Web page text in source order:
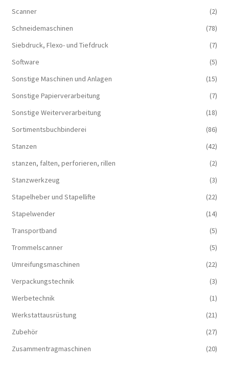
Scanner
(2)
Schneidemaschinen
(78)
Siebdruck, Flexo- und Tiefdruck
(7)
Software
(5)
Sonstige Maschinen und Anlagen
(15)
Sonstige Papierverarbeitung
(7)
Sonstige Weiterverarbeitung
(18)
Sortimentsbuchbinderei
(86)
Stanzen
(42)
stanzen, falten, perforieren, rillen
(2)
Stanzwerkzeug
(3)
Stapelheber und Stapellifte
(22)
Stapelwender
(14)
Transportband
(5)
Trommelscanner
(5)
Umreifungsmaschinen
(22)
Verpackungstechnik
(3)
Werbetechnik
(1)
Werkstattausrüstung
(21)
Zubehör
(27)
Zusammentragmaschinen
(20)